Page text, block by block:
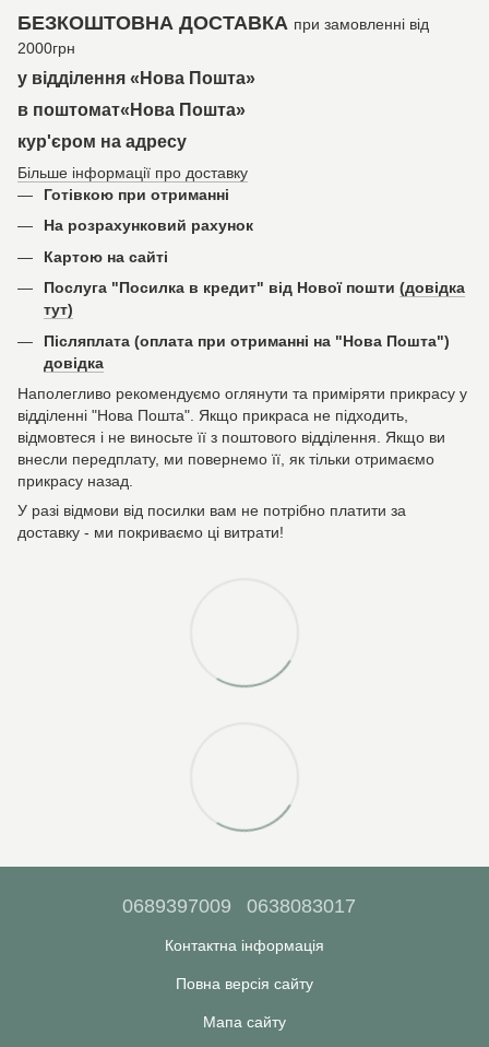
БЕЗКОШТОВНА ДОСТАВКА при замовленні від
2000грн
у відділення «Нова Пошта»
в поштомат«Нова Пошта»
кур'єром на адресу
Більше інформації про доставку
Готівкою при отриманні
На розрахунковий рахунок
Картою на сайті
Послуга "Посилка в кредит" від Нової пошти (довідка
тут)
Післяплата (оплата при отриманні на "Нова Пошта")
довідка
Наполегливо рекомендуємо оглянути та приміряти прикрасу у
відділенні "Нова Пошта". Якщо прикраса не підходить,
відмовтеся і не виносьте її з поштового відділення. Якщо ви
внесли передплату, ми повернемо її, як тільки отримаємо
прикрасу назад.
У разі відмови від посилки вам не потрібно платити за
доставку - ми покриваємо ці витрати!
0689397009 0638083017
Контактна інформація
Повна версія сайту
Мапа сайту